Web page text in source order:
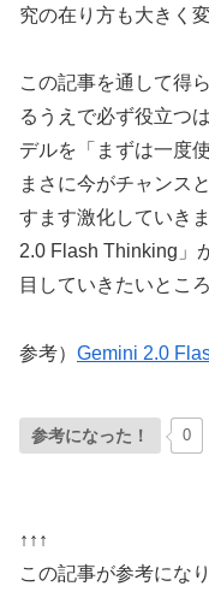
究の在り方も大きく
この記事を通して得
るうえで必ず役立つ
デルを「まずは一度
まさに今がチャンス
すます激化していき
2.0 Flash Thinking」
目していきたいところ
参考） Gemini 2.0
参考になった！ 0
↑↑↑
この記事が参考にな